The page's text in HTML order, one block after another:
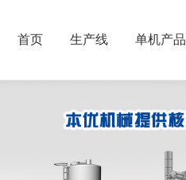
首页 生产线 单机产品